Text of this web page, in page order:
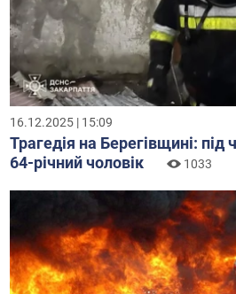
16.12.2025 | 15:09
Трагедія на Берегівщині: під
64-річний чоловік
1033